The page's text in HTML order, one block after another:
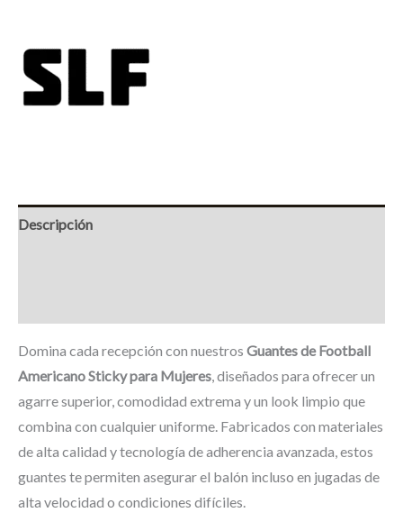
Descripción
Domina cada recepción con nuestros Guantes de Football
Americano Sticky para Mujeres , diseñados para ofrecer un
agarre superior, comodidad extrema y un look limpio que
combina con cualquier uniforme. Fabricados con materiales
de alta calidad y tecnología de adherencia avanzada, estos
guantes te permiten asegurar el balón incluso en jugadas de
alta velocidad o condiciones difíciles.